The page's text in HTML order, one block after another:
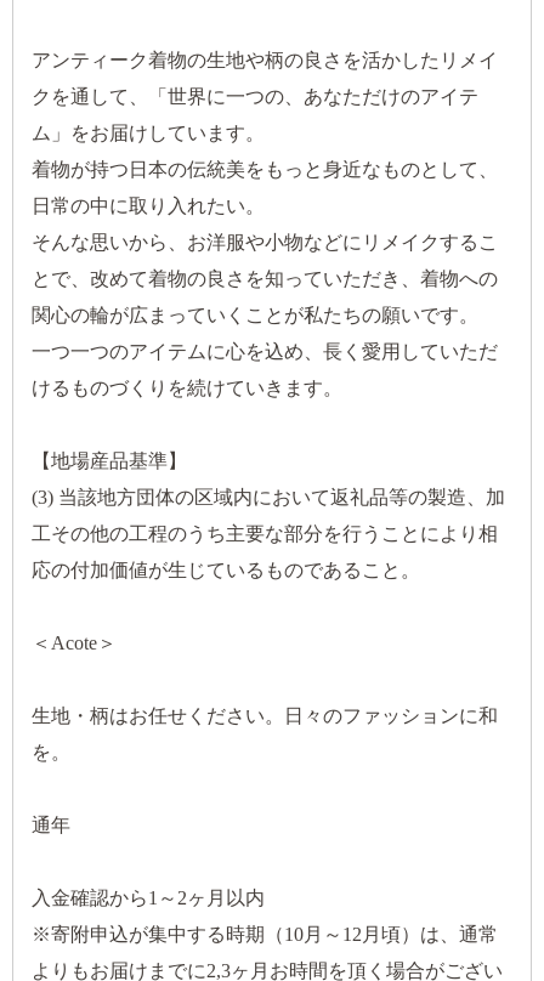
アンティーク着物の生地や柄の良さを活かしたリメイ
クを通して、「世界に一つの、あなただけのアイテ
ム」をお届けしています。
着物が持つ日本の伝統美をもっと身近なものとして、
日常の中に取り入れたい。
そんな思いから、お洋服や小物などにリメイクするこ
とで、改めて着物の良さを知っていただき、着物への
関心の輪が広まっていくことが私たちの願いです。
一つ一つのアイテムに心を込め、長く愛用していただ
けるものづくりを続けていきます。
【地場産品基準】
(3) 当該地方団体の区域内において返礼品等の製造、加
工その他の工程のうち主要な部分を行うことにより相
応の付加価値が生じているものであること。
＜Acote＞
生地・柄はお任せください。日々のファッションに和
を。
通年
入金確認から1～2ヶ月以内
※寄附申込が集中する時期（10月～12月頃）は、通常
よりもお届けまでに2,3ヶ月お時間を頂く場合がござい